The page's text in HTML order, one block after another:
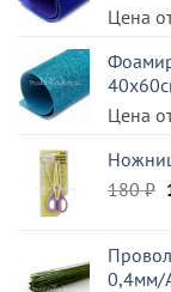
Цена
Цена
180₽
0,4мм/